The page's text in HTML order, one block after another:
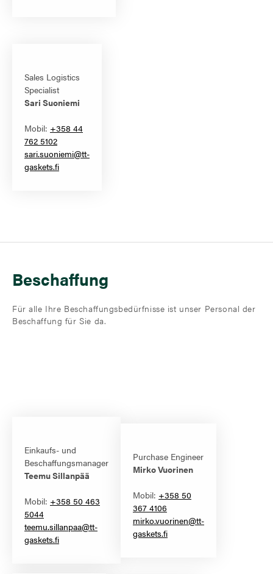
Sales Logistics
Specialist
Sari Suoniemi
Mobil: +358 44
762 5102
sari.suoniemi@tt-
gaskets.fi
Beschaffung
Für alle Ihre Beschaffungsbedürfnisse ist unser Personal der
Beschaffung für Sie da.
Einkaufs- und
Beschaffungsmanager
Teemu Sillanpää
Mobil: +358 50 463
5044
teemu.sillanpaa@tt-
gaskets.fi
Purchase Engineer
Mirko Vuorinen
Mobil: +358 50
367 4106
mirko.vuorinen@tt-
gaskets.fi